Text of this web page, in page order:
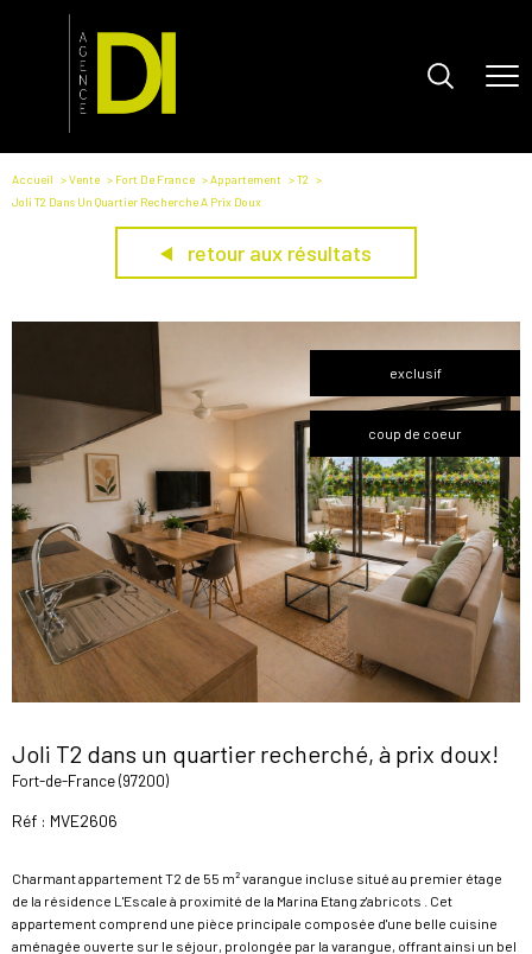
Accueil Vente Fort De France Appartement
T2
Joli T2 Dans Un Quartier Recherche A Prix Doux
retour aux résultats
exclusif
coup de coeur
Joli T2 dans un quartier recherché, à prix doux!
Fort-de-France (97200)
Réf : MVE2606
Charmant appartement T2 de 55 m² varangue incluse situé au premier étage
de la résidence L'Escale à proximité de la Marina Etang z'abricots . Cet
appartement comprend une pièce principale composée d'une belle cuisine
aménagée ouverte sur le séjour, prolongée par la varangue, offrant ainsi un bel